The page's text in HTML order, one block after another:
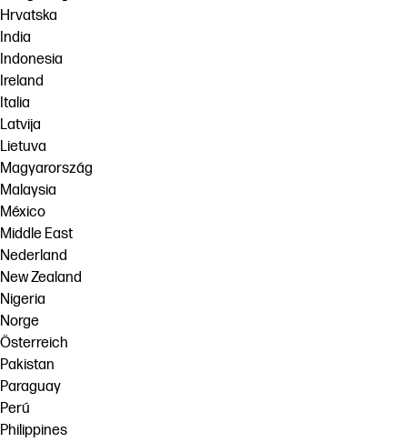
Hrvatska
India
Indonesia
Ireland
Italia
Latvija
Lietuva
Magyarország
Malaysia
México
Middle East
Nederland
New Zealand
Nigeria
Norge
Österreich
Pakistan
Paraguay
Perú
Philippines